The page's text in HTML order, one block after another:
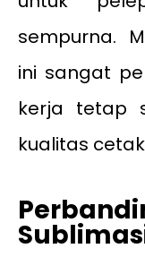
sempurna.
ini sangat
kerja tetap
kualitas